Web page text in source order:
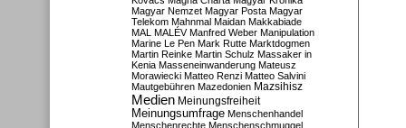
Magyar Nemzet Magyar Posta Magyar
Telekom Mahnmal Maidan Makkabiade
MAL MALÉV Manfred Weber Manipulation
Marine Le Pen Mark Rutte Marktdogmen
Martin Reinke Martin Schulz Massaker in
Kenia Masseneinwanderung Mateusz
Morawiecki Matteo Renzi Matteo Salvini
Mautgebühren Mazedonien Mazsihisz
Medien Meinungsfreiheit
Meinungsumfrage Menschenhandel
Menschenrechte Menschenschmuggel